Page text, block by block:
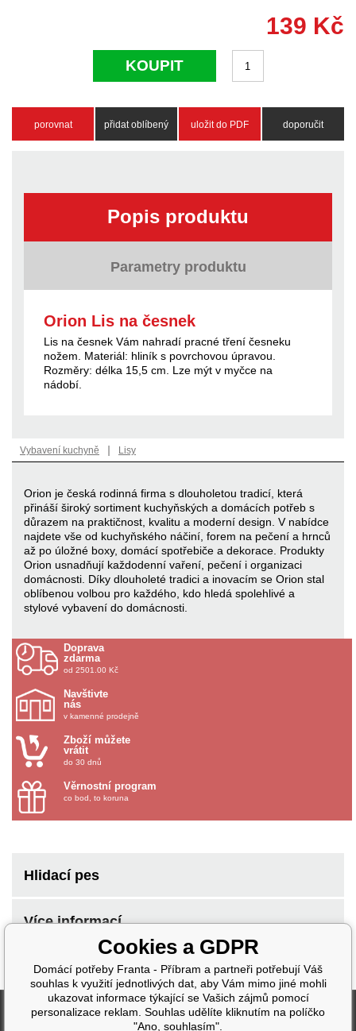
139 Kč
KOUPIT
porovnat přidat oblíbený uložit do PDF doporučit
Popis produktu
Parametry produktu
Orion Lis na česnek
Lis na česnek Vám nahradí pracné tření česneku
nožem. Materiál: hliník s povrchovou úpravou.
Rozměry: délka 15,5 cm. Lze mýt v myčce na
nádobí.
Vybavení kuchyně | Lisy
Orion je česká rodinná firma s dlouholetou tradicí, která
přináší široký sortiment kuchyňských a domácích potřeb s
důrazem na praktičnost, kvalitu a moderní design. V nabídce
najdete vše od kuchyňského náčiní, forem na pečení a hrnců
až po úložné boxy, domácí spotřebiče a dekorace. Produkty
Orion usnadňují každodenní vaření, pečení i organizaci
domácnosti. Díky dlouholeté tradici a inovacím se Orion stal
oblíbenou volbou pro každého, kdo hledá spolehlivé a
stylové vybavení do domácnosti.
Doprava
zdarma
od 2501.00 Kč
Navštivte
nás
v kamenné prodejně
Zboží můžete
vrátit
do 30 dnů
Věrnostní program
co bod, to koruna
Hlidací pes
Více informací
Fakturační údaje
Cookies a GDPR
Domácí potřeby Franta - Příbram a partneři potřebují Váš
souhlas k využití jednotlivých dat, aby Vám mimo jiné mohli
ukazovat informace týkající se Vašich zájmů pomocí
personalizace reklam. Souhlas udělíte kliknutím na políčko
"Ano, souhlasím".